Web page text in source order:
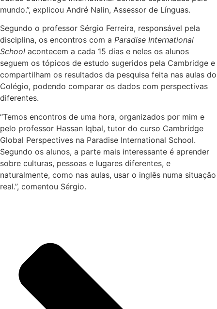
mundo.”, explicou André Nalin, Assessor de Línguas.
Segundo o professor Sérgio Ferreira, responsável pela
disciplina, os encontros com a Paradise International
School acontecem a cada 15 dias e neles os alunos
seguem os tópicos de estudo sugeridos pela Cambridge e
compartilham os resultados da pesquisa feita nas aulas do
Colégio, podendo comparar os dados com perspectivas
diferentes.
“Temos encontros de uma hora, organizados por mim e
pelo professor Hassan Iqbal, tutor do curso Cambridge
Global Perspectives na Paradise International School.
Segundo os alunos, a parte mais interessante é aprender
sobre culturas, pessoas e lugares diferentes, e
naturalmente, como nas aulas, usar o inglês numa situação
real.”, comentou Sérgio.